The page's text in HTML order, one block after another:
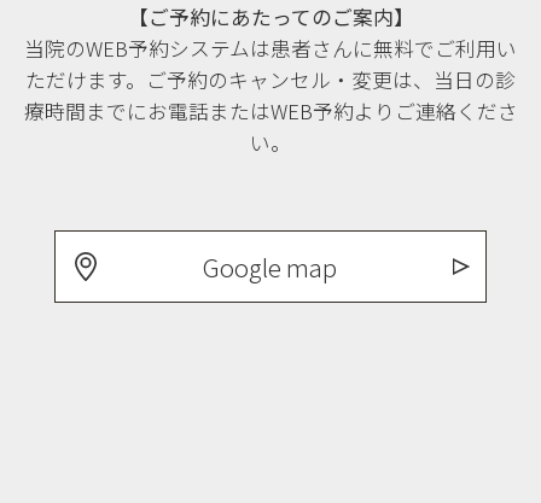
【ご予約にあたってのご案内】
当院のWEB予約システムは患者さんに無料でご利用い
ただけます。ご予約のキャンセル・変更は、当日の診
療時間までにお電話またはWEB予約よりご連絡くださ
い。
Google map